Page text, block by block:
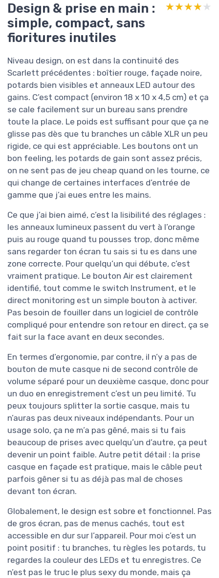
Design & prise en main :
simple, compact, sans
fioritures inutiles
★★★★★
★★★★★
Niveau design, on est dans la continuité des
Scarlett précédentes : boîtier rouge, façade noire,
potards bien visibles et anneaux LED autour des
gains. C’est compact (environ 18 x 10 x 4,5 cm) et ça
se cale facilement sur un bureau sans prendre
toute la place. Le poids est suffisant pour que ça ne
glisse pas dès que tu branches un câble XLR un peu
rigide, ce qui est appréciable. Les boutons ont un
bon feeling, les potards de gain sont assez précis,
on ne sent pas de jeu cheap quand on les tourne, ce
qui change de certaines interfaces d’entrée de
gamme que j’ai eues entre les mains.
Ce que j’ai bien aimé, c’est la lisibilité des réglages :
les anneaux lumineux passent du vert à l’orange
puis au rouge quand tu pousses trop, donc même
sans regarder ton écran tu sais si tu es dans une
zone correcte. Pour quelqu’un qui débute, c’est
vraiment pratique. Le bouton Air est clairement
identifié, tout comme le switch Instrument, et le
direct monitoring est un simple bouton à activer.
Pas besoin de fouiller dans un logiciel de contrôle
compliqué pour entendre son retour en direct, ça se
fait sur la face avant en deux secondes.
En termes d’ergonomie, par contre, il n’y a pas de
bouton de mute casque ni de second contrôle de
volume séparé pour un deuxième casque, donc pour
un duo en enregistrement c’est un peu limité. Tu
peux toujours splitter la sortie casque, mais tu
n’auras pas deux niveaux indépendants. Pour un
usage solo, ça ne m’a pas gêné, mais si tu fais
beaucoup de prises avec quelqu’un d’autre, ça peut
devenir un point faible. Autre petit détail : la prise
casque en façade est pratique, mais le câble peut
parfois gêner si tu as déjà pas mal de choses
devant ton écran.
Globalement, le design est sobre et fonctionnel. Pas
de gros écran, pas de menus cachés, tout est
accessible en dur sur l’appareil. Pour moi c’est un
point positif : tu branches, tu règles les potards, tu
regardes la couleur des LEDs et tu enregistres. Ce
n’est pas le truc le plus sexy du monde, mais ça